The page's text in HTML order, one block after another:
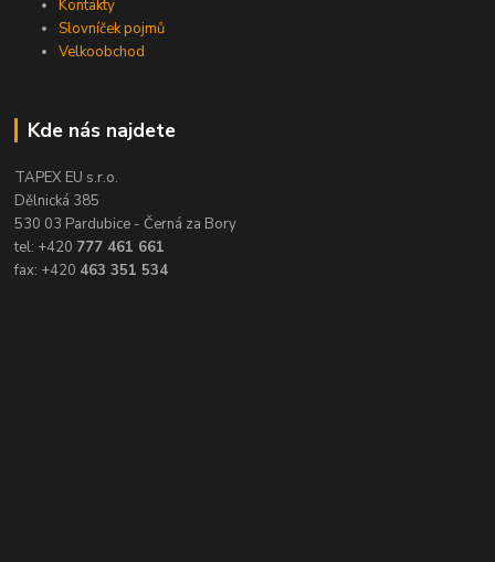
Kontakty
Slovníček pojmů
Velkoobchod
Kde nás najdete
TAPEX EU s.r.o.
Dělnická 385
530 03 Pardubice - Černá za Bory
tel: +420 777 461 661
fax: +420 463 351 534